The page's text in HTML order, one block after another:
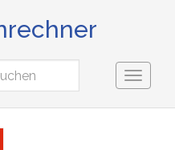
Toggle